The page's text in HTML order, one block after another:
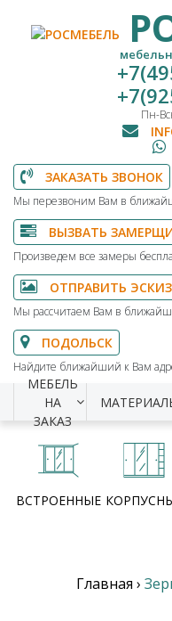
Пн-
ЗАКАЗАТЬ ЗВОНОК
Мы перезвоним Вам в
ВЫЗВАТЬ
Произведем все замеры
ОТПРАВИТЬ ЭСКИЗ
Мы рассчитаем Вам в
ПОДОЛЬСК
Найдите ближайший к Вам
МЕБЕЛЬ
НА
ЗАКАЗ
ВСТРОЕННЫЕ
Главная ›